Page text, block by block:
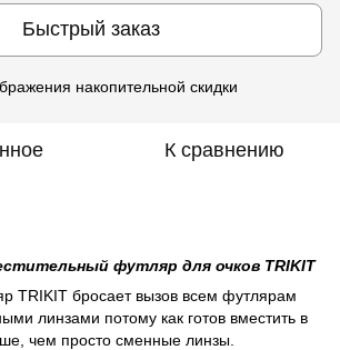
Быстрый заказ
накопительной скидки
К сравнению
футляр для очков TRIKIT
TRIKIT бросает вызов всем футлярам
линзами потому как готов вместить в
чем просто сменные линзы.